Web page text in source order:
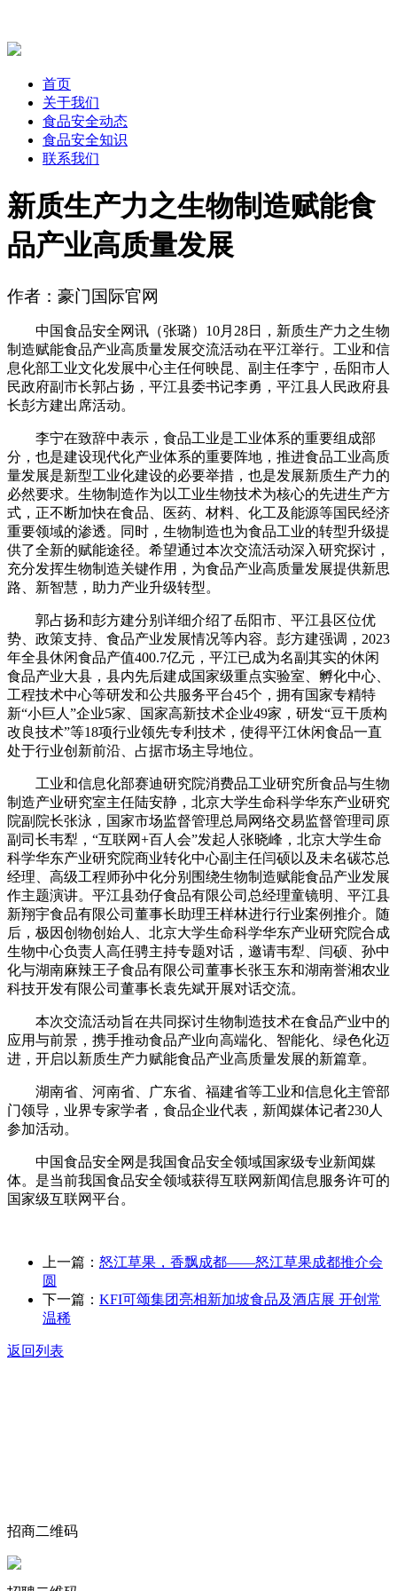
首页
关于我们
食品安全动态
食品安全知识
联系我们
新质生产力之生物制造赋能食
品产业高质量发展
作者：豪门国际官网
中国食品安全网讯（张璐）10月28日，新质生产力之生物
制造赋能食品产业高质量发展交流活动在平江举行。工业和信
息化部工业文化发展中心主任何映昆、副主任李宁，岳阳市人
民政府副市长郭占扬，平江县委书记李勇，平江县人民政府县
长彭方建出席活动。
李宁在致辞中表示，食品工业是工业体系的重要组成部
分，也是建设现代化产业体系的重要阵地，推进食品工业高质
量发展是新型工业化建设的必要举措，也是发展新质生产力的
必然要求。生物制造作为以工业生物技术为核心的先进生产方
式，正不断加快在食品、医药、材料、化工及能源等国民经济
重要领域的渗透。同时，生物制造也为食品工业的转型升级提
供了全新的赋能途径。希望通过本次交流活动深入研究探讨，
充分发挥生物制造关键作用，为食品产业高质量发展提供新思
路、新智慧，助力产业升级转型。
郭占扬和彭方建分别详细介绍了岳阳市、平江县区位优
势、政策支持、食品产业发展情况等内容。彭方建强调，2023
年全县休闲食品产值400.7亿元，平江已成为名副其实的休闲
食品产业大县，县内先后建成国家级重点实验室、孵化中心、
工程技术中心等研发和公共服务平台45个，拥有国家专精特
新“小巨人”企业5家、国家高新技术企业49家，研发“豆干质构
改良技术”等18项行业领先专利技术，使得平江休闲食品一直
处于行业创新前沿、占据市场主导地位。
工业和信息化部赛迪研究院消费品工业研究所食品与生物
制造产业研究室主任陆安静，北京大学生命科学华东产业研究
院副院长张泳，国家市场监督管理总局网络交易监督管理司原
副司长韦犁，“互联网+百人会”发起人张晓峰，北京大学生命
科学华东产业研究院商业转化中心副主任闫硕以及未名碳芯总
经理、高级工程师孙中化分别围绕生物制造赋能食品产业发展
作主题演讲。平江县劲仔食品有限公司总经理童镜明、平江县
新翔宇食品有限公司董事长助理王样林进行行业案例推介。随
后，极因创物创始人、北京大学生命科学华东产业研究院合成
生物中心负责人高任骋主持专题对话，邀请韦犁、闫硕、孙中
化与湖南麻辣王子食品有限公司董事长张玉东和湖南誉湘农业
科技开发有限公司董事长袁先斌开展对话交流。
本次交流活动旨在共同探讨生物制造技术在食品产业中的
应用与前景，携手推动食品产业向高端化、智能化、绿色化迈
进，开启以新质生产力赋能食品产业高质量发展的新篇章。
湖南省、河南省、广东省、福建省等工业和信息化主管部
门领导，业界专家学者，食品企业代表，新闻媒体记者230人
参加活动。
中国食品安全网是我国食品安全领域国家级专业新闻媒
体。是当前我国食品安全领域获得互联网新闻信息服务许可的
国家级互联网平台。
上一篇： 怒江草果，香飘成都——怒江草果成都推介会
圆
下一篇： KFI可颂集团亮相新加坡食品及酒店展 开创常
温稀
返回列表
招商二维码